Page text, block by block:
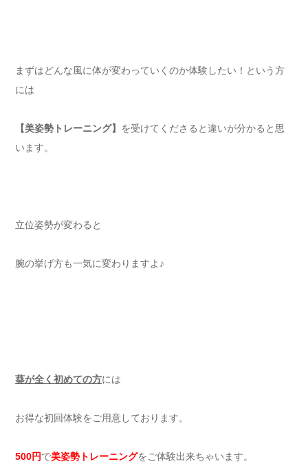
まずはどんな風に体が変わっていくのか体験したい！という方
には
【美姿勢トレーニング】 を受けてくださると違いが分かると思
います。
立位姿勢が変わると
腕の挙げ方も一気に変わりますよ♪
葵が全く初めての方には
お得な初回体験をご用意しております。
500円で美姿勢トレーニングをご体験出来ちゃいます。